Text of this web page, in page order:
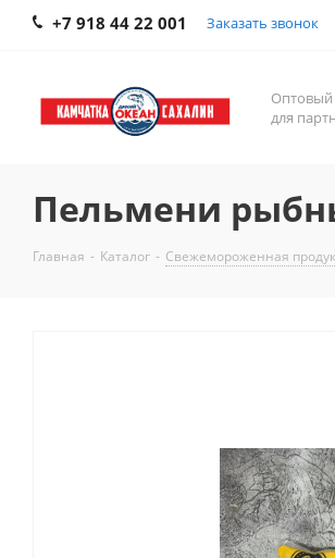
+7 918 44 22 001 Заказать звонок
Оптовый
для
Пельмени
Главная - Каталог - Свежемороженная